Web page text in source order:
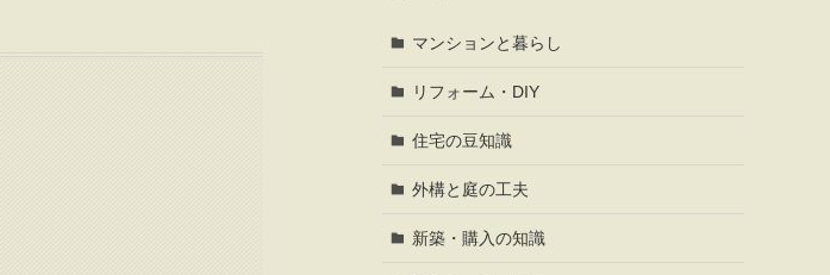
マンションと暮らし
リフォーム・DIY
住宅の豆知識
外構と庭の工夫
新築・購入の知識